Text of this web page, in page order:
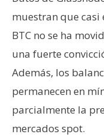
muestran que
BTC no se ha
una fuerte
Además, los
permanecen en
parcialmente la
mercados spot.